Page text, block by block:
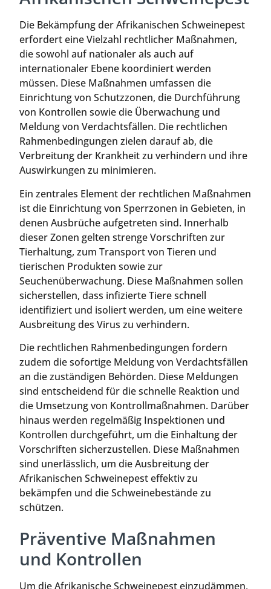
Die Bekämpfung der Afrikanischen Schweinepest
erfordert eine Vielzahl rechtlicher Maßnahmen,
die sowohl auf nationaler als auch auf
internationaler Ebene koordiniert werden
müssen. Diese Maßnahmen umfassen die
Einrichtung von Schutzzonen, die Durchführung
von Kontrollen sowie die Überwachung und
Meldung von Verdachtsfällen. Die rechtlichen
Rahmenbedingungen zielen darauf ab, die
Verbreitung der Krankheit zu verhindern und ihre
Auswirkungen zu minimieren.
Ein zentrales Element der rechtlichen Maßnahmen
ist die Einrichtung von Sperrzonen in Gebieten, in
denen Ausbrüche aufgetreten sind. Innerhalb
dieser Zonen gelten strenge Vorschriften zur
Tierhaltung, zum Transport von Tieren und
tierischen Produkten sowie zur
Seuchenüberwachung. Diese Maßnahmen sollen
sicherstellen, dass infizierte Tiere schnell
identifiziert und isoliert werden, um eine weitere
Ausbreitung des Virus zu verhindern.
Die rechtlichen Rahmenbedingungen fordern
zudem die sofortige Meldung von Verdachtsfällen
an die zuständigen Behörden. Diese Meldungen
sind entscheidend für die schnelle Reaktion und
die Umsetzung von Kontrollmaßnahmen. Darüber
hinaus werden regelmäßig Inspektionen und
Kontrollen durchgeführt, um die Einhaltung der
Vorschriften sicherzustellen. Diese Maßnahmen
sind unerlässlich, um die Ausbreitung der
Afrikanischen Schweinepest effektiv zu
bekämpfen und die Schweinebestände zu
schützen.
Präventive Maßnahmen
und Kontrollen
Um die Afrikanische Schweinepest einzudämmen,